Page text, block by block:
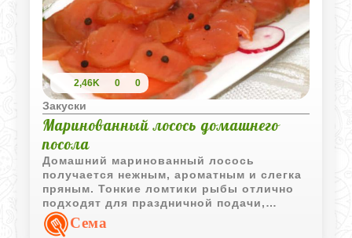
2,46K 0 0
Закуски
Маринованный лосось домашнего
посола
Домашний маринованный лосось
получается нежным, ароматным и слегка
пряным. Тонкие ломтики рыбы отлично
подходят для праздничной подачи,
бутербродов, закусочных тарелок или
легких салатов.
Сема